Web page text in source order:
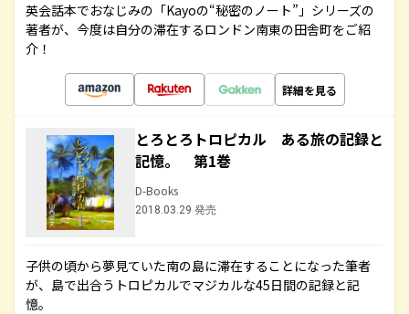
英会話本でおなじみの「Kayoの“秘密のノート”」シリーズの
著者が、今度は自分の滞在するロンドン南東の田舎町をご紹
介！
詳細を見る
とろとろトロピカル ある旅の記録と
記憶。 第1巻
D-Books
2018.03.29 発売
子供の頃から夢見ていた南の島に滞在することになった筆者
が、島で出合うトロピカルでマジカルな45日間の記録と記
憶。